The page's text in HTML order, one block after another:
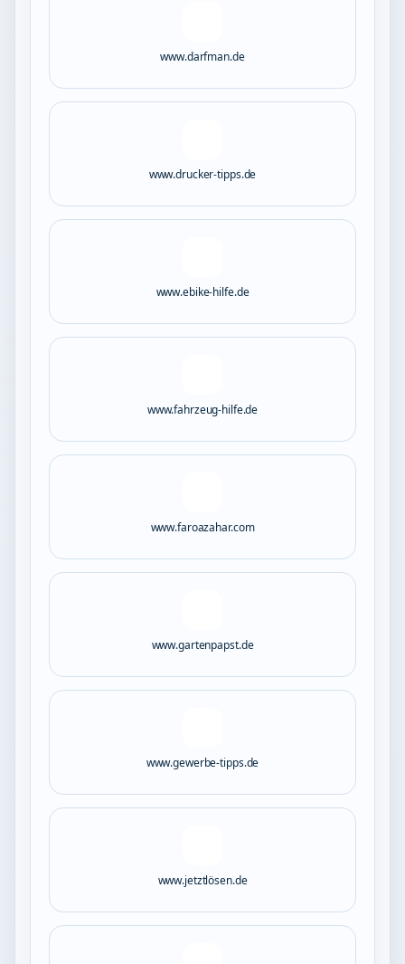
www.darfman.de
www.drucker-tipps.de
www.ebike-hilfe.de
www.fahrzeug-hilfe.de
www.faroazahar.com
www.gartenpapst.de
www.gewerbe-tipps.de
www.jetztlösen.de